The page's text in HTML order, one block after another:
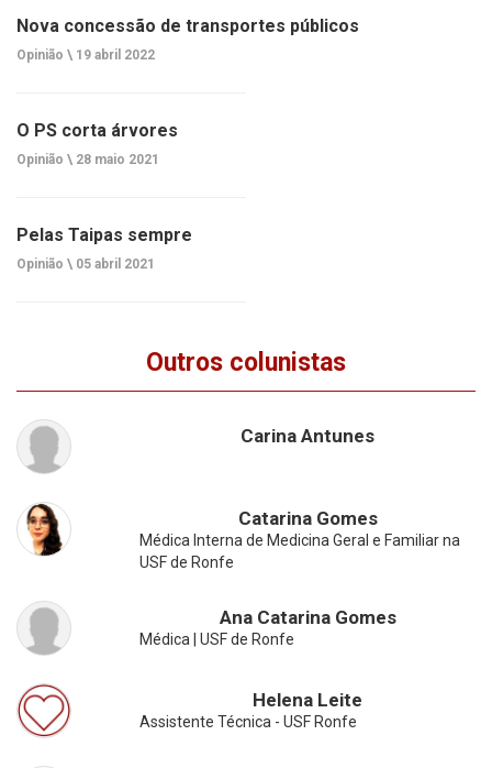
Nova concessão de transportes públicos
Opinião \ 19 abril 2022
O PS corta árvores
Opinião \ 28 maio 2021
Pelas Taipas sempre
Opinião \ 05 abril 2021
Outros colunistas
Carina Antunes
Catarina Gomes
Médica Interna de Medicina Geral e Familiar na
USF de Ronfe
Ana Catarina Gomes
Médica | USF de Ronfe
Helena Leite
Assistente Técnica - USF Ronfe